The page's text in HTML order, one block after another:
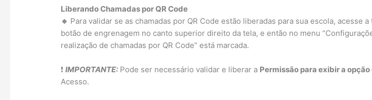
Liberando Chamadas por QR Code
🔹 Para validar se as chamadas por QR Code estão liberadas para sua escola,
botão de engrenagem no canto superior direito da tela, e então no menu
realização de chamadas por QR Code” está marcada.
❗IMPORTANTE: Pode ser necessário validar e liberar a Permissão para exibir a
Acesso.